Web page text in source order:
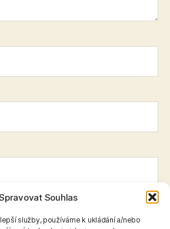
Souhlas
služby, používáme k ukládání a/nebo
jméno, e-mail a webovou stránku pro